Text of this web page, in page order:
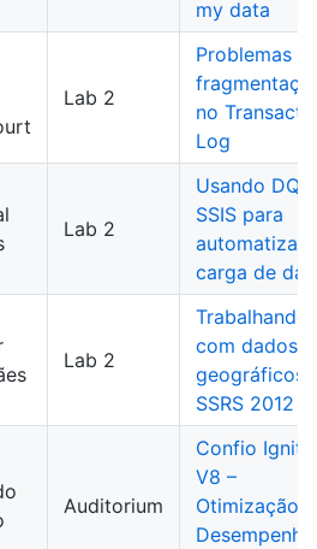
my data
Lab 2
Problemas
no
Log
Lab 2
Usando DQS
SSIS para
automatizar
carga de
Lab 2
Trabalhando
com dados
geográficos
SSRS 2012
Auditorium
Confio Ignite
V8 –
Otimização